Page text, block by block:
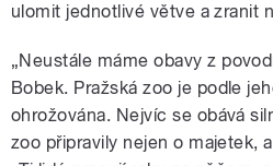
pause
ulomit jednotlivé větve a zranit
„Neustále máme obavy z
Bobek. Pražská zoo je podle
ohrožována. Nejvíc se obává
zoo připravily nejen o majetek,